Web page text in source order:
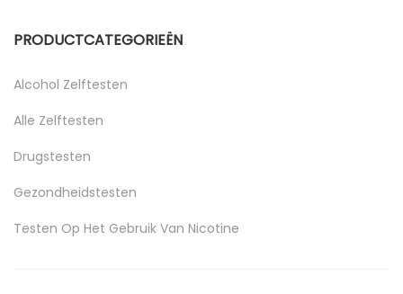
PRODUCTCATEGORIEËN
Alcohol Zelftesten
Alle Zelftesten
Drugstesten
Gezondheidstesten
Testen Op Het Gebruik Van Nicotine